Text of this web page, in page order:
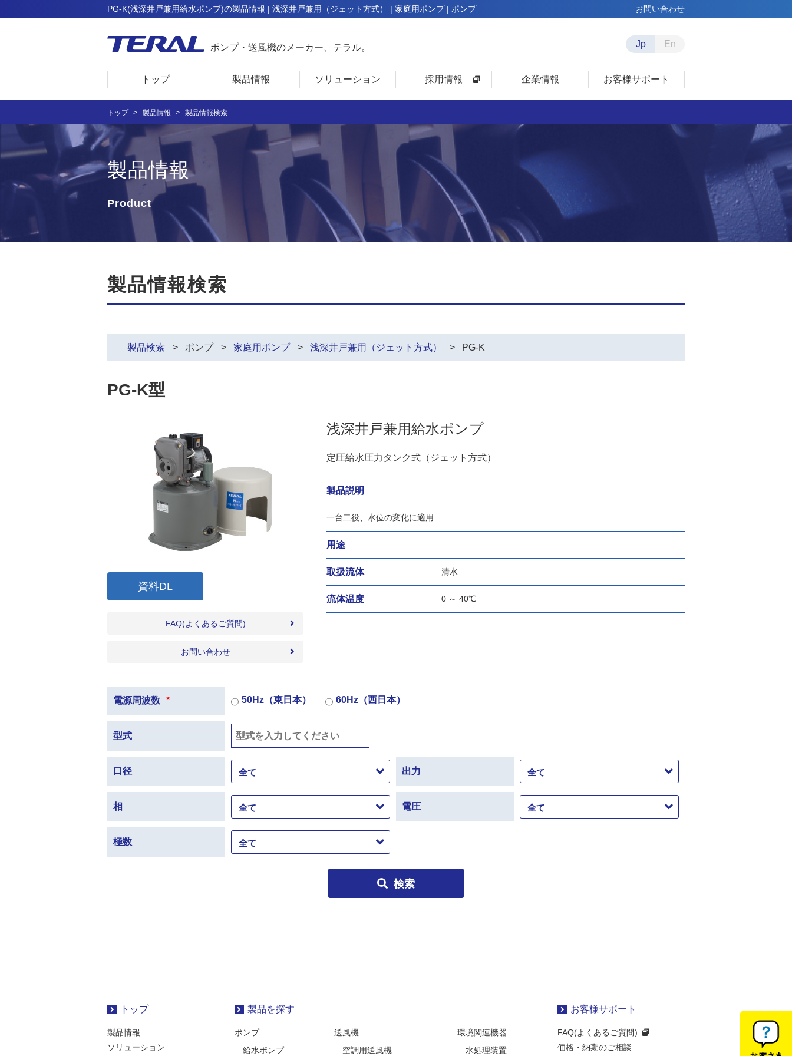
PG-K(浅深井戸兼用給水ポンプ)の製品情報 | 浅深井戸兼用（ジェット方式） | 家庭用ポンプ | ポンプ お問い合わせ
ポンプ・送風機のメーカー、テラル。 Jp En
トップ 製品情報 ソリューション 採用情報 企業情報 お客様サポート
トップ 製品情報 製品情報検索
製品情報
Product
製品情報検索
製品検索 ポンプ 家庭用ポンプ 浅深井戸兼用（ジェット方式） PG-K
PG-K型
資料DL
FAQ(よくあるご質問)
お問い合わせ
浅深井戸兼用給水ポンプ
定圧給水圧力タンク式（ジェット方式）
製品説明
一台二役、水位の変化に適用
用途
取扱流体 清水
流体温度 0 ～ 40℃
電源周波数 * 50Hz（東日本） 60Hz（西日本）
型式
口径 出力
相 電圧
極数
検索
トップ
製品情報
ソリューション
製品を探す
ポンプ
給水ポンプ
送風機
空調用送風機
環境関連機器
水処理装置
お客様サポート
FAQ(よくあるご質問)
価格・納期のご相談